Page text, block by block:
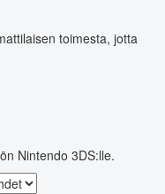
toimesta, jotta
Nintendo 3DS:lle.